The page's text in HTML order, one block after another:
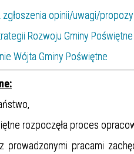
zgłoszenia opinii/uwagi/
Rozwoju Gminy
Wójta Gminy Poświętne
rozpoczęła proces
prowadzonymi pracami